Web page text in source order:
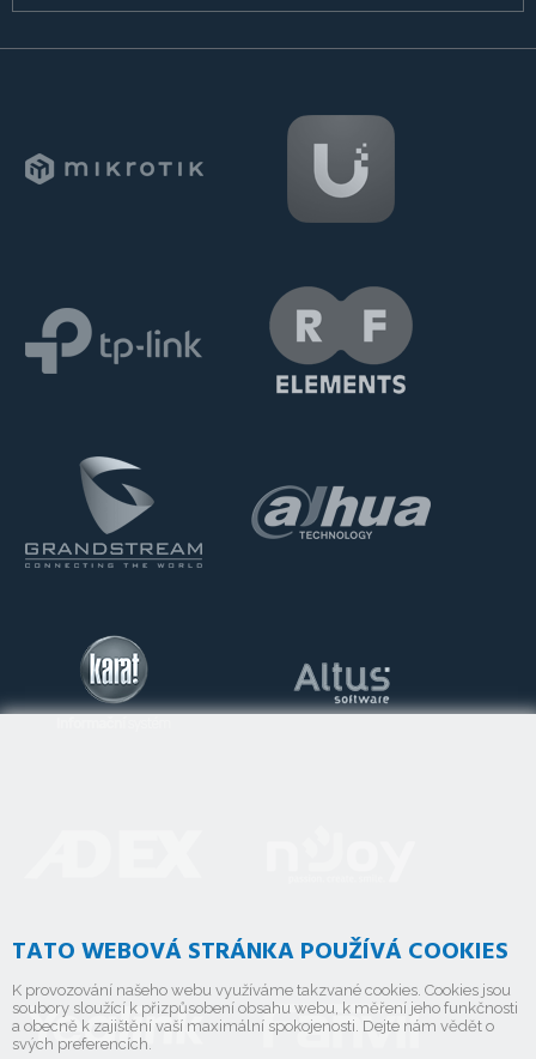
TATO WEBOVÁ STRÁNKA POUŽÍVÁ COOKIES
K provozování našeho webu využíváme takzvané cookies. Cookies jsou
soubory sloužící k přizpůsobení obsahu webu, k měření jeho funkčnosti
a obecně k zajištění vaší maximální spokojenosti. Dejte nám vědět o
svých preferencích.